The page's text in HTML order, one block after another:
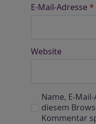
E-Mail-Adresse *
Website
Name, E-
diesem
Kommentar